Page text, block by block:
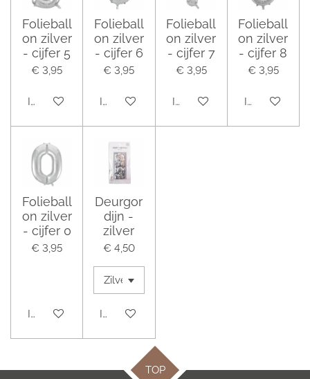
Folieball
on zilver
- cijfer 5
€ 3,95
In winkelwagen
Folieball
on zilver
- cijfer 6
€ 3,95
In winkelwagen
Folieball
on zilver
- cijfer 7
€ 3,95
In winkelwagen
Folieball
on zilver
- cijfer 8
€ 3,95
In
Folieball
on zilver
- cijfer 0
€ 3,95
In winkelwagen
Deurgor
dijn -
zilver
€ 4,50
In winkelwagen
TOP